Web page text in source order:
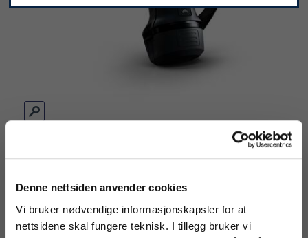
Denne nettsiden anvender cookies
Vi bruker nødvendige informasjonskapsler for at
nettsidene skal fungere teknisk. I tillegg bruker vi
FLIR E54 termografikamera